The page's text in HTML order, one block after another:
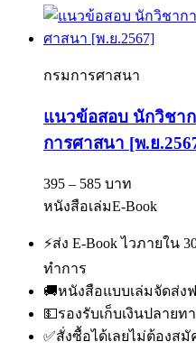
กรมการศาสนา
แนวข้อสอบ นักวิชา
การศาสนา [พ.ย
395 – 585 บาท
หนังสือเล่มE-Book
⚡ส่ง E-Book ไวภายใน
ทำการ
🚚หนังสือแบบเล่มจัดส่ง
💵รองรับเก็บเงินปลายท
✅สั่งซื้อได้เลยไม่ต้องส